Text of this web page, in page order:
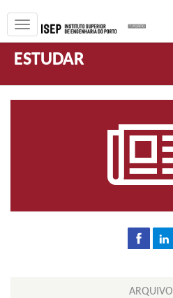
ESTUDAR
ARQUIVO